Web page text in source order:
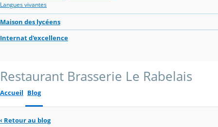
Langues vivantes
Maison des lycéens
Internat d'excellence
Restaurant Brasserie Le Rabelais
Accueil Blog
‹ Retour au blog